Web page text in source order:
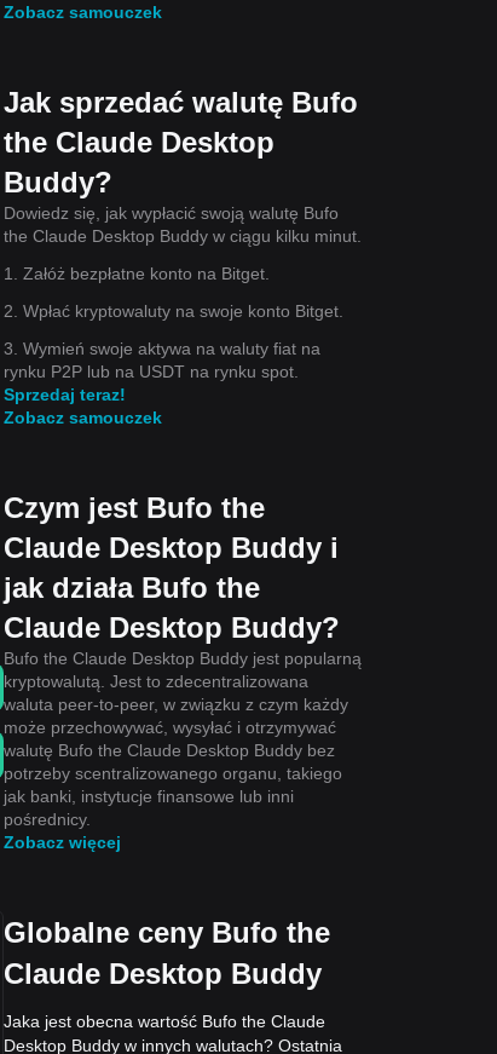
Zobacz samouczek
Jak sprzedać walutę Bufo
the Claude Desktop
Buddy?
Dowiedz się, jak wypłacić swoją walutę Bufo
the Claude Desktop Buddy w ciągu kilku minut.
1. Załóż bezpłatne konto na Bitget.
2. Wpłać kryptowaluty na swoje konto Bitget.
3. Wymień swoje aktywa na waluty fiat na
rynku P2P lub na USDT na rynku spot.
Sprzedaj teraz!
Zobacz samouczek
Czym jest Bufo the
Claude Desktop Buddy i
jak działa Bufo the
Claude Desktop Buddy?
Bufo the Claude Desktop Buddy jest popularną
kryptowalutą. Jest to zdecentralizowana
waluta peer-to-peer, w związku z czym każdy
może przechowywać, wysyłać i otrzymywać
walutę Bufo the Claude Desktop Buddy bez
potrzeby scentralizowanego organu, takiego
jak banki, instytucje finansowe lub inni
pośrednicy.
Zobacz więcej
Globalne ceny Bufo the
Claude Desktop Buddy
Jaka jest obecna wartość Bufo the Claude
Desktop Buddy w innych walutach? Ostatnia